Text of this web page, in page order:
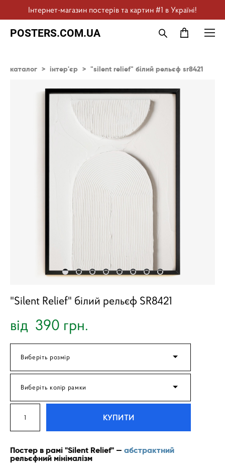
Інтернет-магазин постерів та картин #1 в Україні!
POSTERS.COM.UA
каталог > інтер'єр > "silent relief" білий рельєф sr8421
"Silent Relief" білий рельєф SR8421
від 390 грн.
Виберіть розмір
Виберіть колір рамки
КУПИТИ
Постер в рамі "Silent Relief" — абстрактний
рельєфний мінімалізм